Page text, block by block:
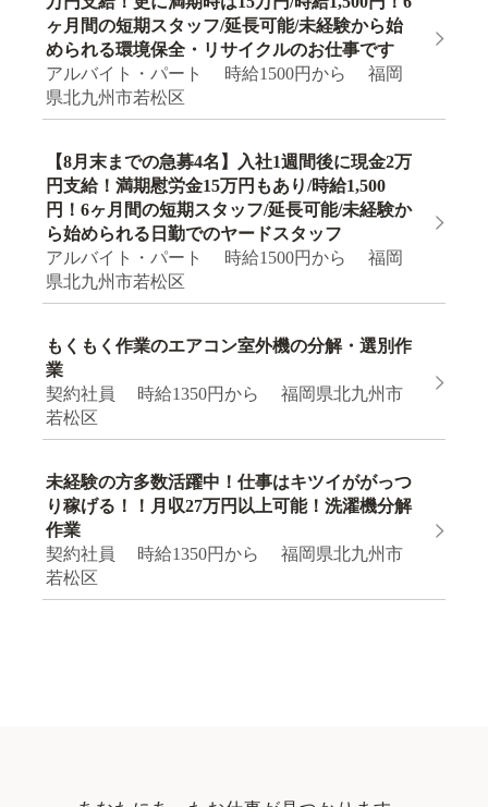
ヶ月間の短期スタッフ/延長可能/未経験から始
められる環境保全・リサイクルのお仕事です
アルバイト・パート 時給1500円から 福岡
県北九州市若松区
【8月末までの急募4名】入社1週間後に現金2万
円支給！満期慰労金15万円もあり/時給1,500
円！6ヶ月間の短期スタッフ/延長可能/未経験か
ら始められる日勤でのヤードスタッフ
アルバイト・パート 時給1500円から 福岡
県北九州市若松区
もくもく作業のエアコン室外機の分解・選別作
業
契約社員 時給1350円から 福岡県北九州市
若松区
未経験の方多数活躍中！仕事はキツイががっつ
り稼げる！！月収27万円以上可能！洗濯機分解
作業
契約社員 時給1350円から 福岡県北九州市
若松区